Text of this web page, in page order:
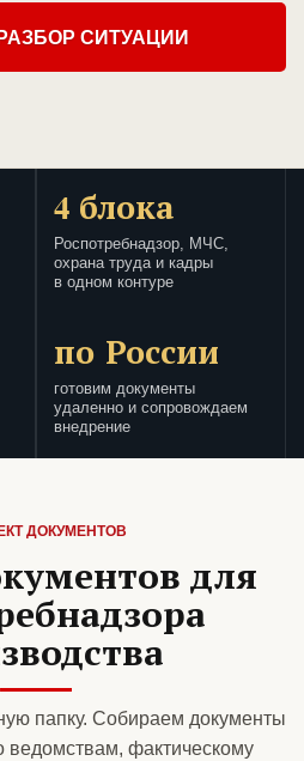
СИТУАЦИИ
4 блока
Роспотребнадзор, МЧС,
охрана труда и кадры
в одном контуре
по России
готовим документы
удаленно и сопровождаем
внедрение
ДОКУМЕНТОВ
для
папку. Собираем документы
ведомствам, фактическому